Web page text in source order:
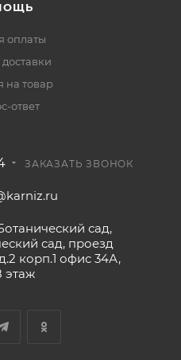
оплаты
на товар
ответ
ЗАКАЗАТЬ ЗВОНОК
сад,
сад, проезд
корп.1 офис 34А,
этаж